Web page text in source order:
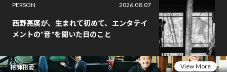
PERSON
2026.08.07
西野亮廣が、生まれて初めて、エンタテイ
メントの“音”を聞いた日のこと
相師相愛
View More